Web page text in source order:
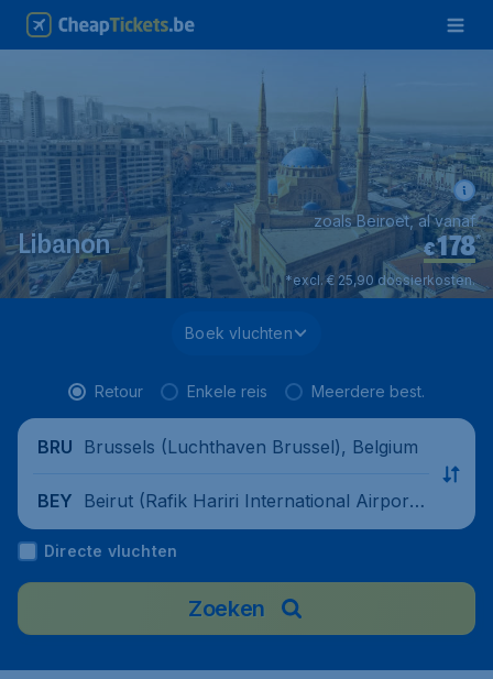
Libanon €178*
zoals Beiroet, al vanaf
*excl. € 25,90 dossierkosten.
Boek vluchten
Retour Enkele reis Meerdere best.
BRU Brussels (Luchthaven Brussel), Belgium
BEY Beirut (Rafik Hariri International Airport),
Lebanon
Directe vluchten
Zoeken